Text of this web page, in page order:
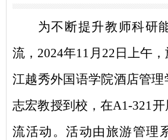
为不断提升教师科研
流， 2024年11月22日上午
江越秀外国语学院酒店管理
志宏教授到校，在A1-321开
流活动。活动由旅游管理